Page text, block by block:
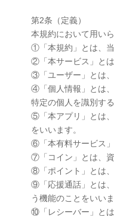
第2条（定義）
本規約において用い
①「本規約」とは、当
②「本サービス」とは
③「ユーザー」とは、
④「個人情報」とは
特定の個人を識別す
⑤「本アプリ」とは
をいいます。
⑥「本有料サービス」
⑦「コイン」とは、資
⑧「ポイント」とは、
⑨「応援通話」とは
う機能のことをいいま
⑩「レシーバー」と